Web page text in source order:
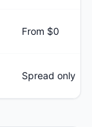
From $0
Spread only